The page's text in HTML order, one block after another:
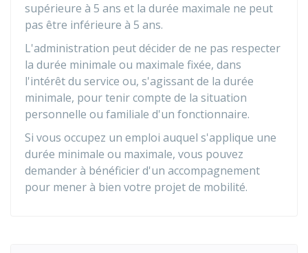
supérieure à 5 ans et la durée maximale ne peut
pas être inférieure à 5 ans.
L'administration peut décider de ne pas respecter
la durée minimale ou maximale fixée, dans
l'intérêt du service ou, s'agissant de la durée
minimale, pour tenir compte de la situation
personnelle ou familiale d'un fonctionnaire.
Si vous occupez un emploi auquel s'applique une
durée minimale ou maximale, vous pouvez
demander à bénéficier d'un accompagnement
pour mener à bien votre projet de mobilité.